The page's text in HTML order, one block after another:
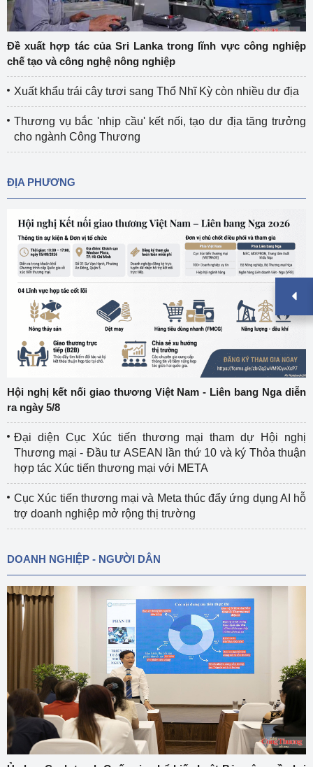
Đề xuất hợp tác của Sri Lanka trong lĩnh vực công nghiệp
chế tạo và công nghệ nông nghiệp
Xuất khẩu trái cây tươi sang Thổ Nhĩ Kỳ còn nhiều dư địa
Thương vụ bắc 'nhịp cầu' kết nối, tạo dư địa tăng trưởng
cho ngành Công Thương
ĐỊA PHƯƠNG
Hội nghị kết nối giao thương Việt Nam - Liên bang Nga diễn
ra ngày 5/8
Đại diện Cục Xúc tiến thương mại tham dự Hội nghị
Thương mại - Đầu tư ASEAN lần thứ 10 và ký Thỏa thuận
hợp tác Xúc tiến thương mại với META
Cục Xúc tiến thương mại và Meta thúc đẩy ứng dụng AI hỗ
trợ doanh nghiệp mở rộng thị trường
DOANH NGHIỆP - NGƯỜI DÂN